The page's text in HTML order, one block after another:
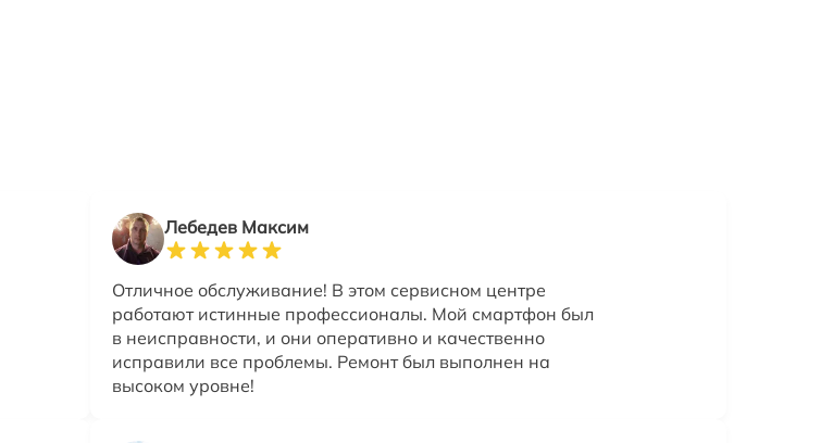
Лебедев Максим
Отличное обслуживание! В этом сервисном центре
работают истинные профессионалы. Мой смартфон был
в неисправности, и они оперативно и качественно
исправили все проблемы. Ремонт был выполнен на
высоком уровне!